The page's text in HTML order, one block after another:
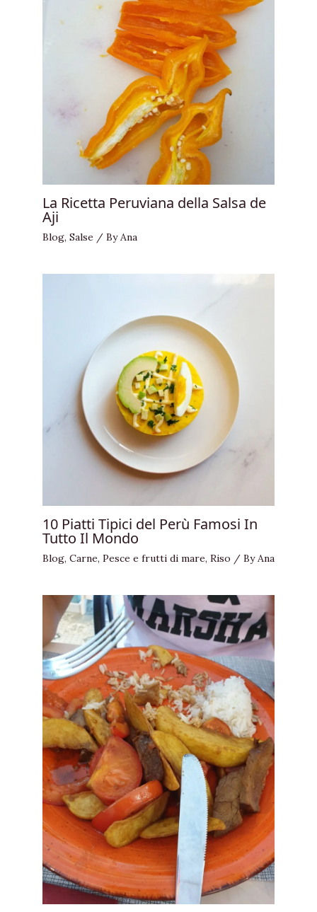
La Ricetta Peruviana della Salsa de
Aji
Blog, Salse / ByAna
10 Piatti Tipici del Perù Famosi In
Tutto Il Mondo
Blog, Carne, Pesce e frutti di mare, Riso / ByAna